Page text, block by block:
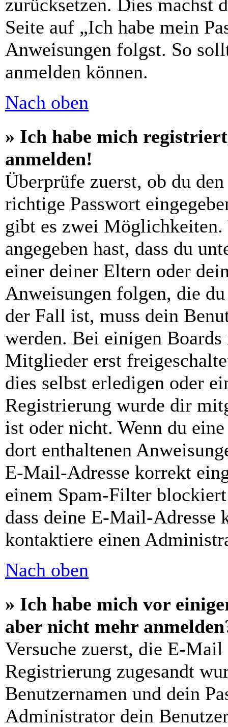
zurücksetzen. Dies machst
Seite auf „Ich habe mein
Anweisungen folgst. So
anmelden können.
Nach oben
» Ich habe mich
anmelden!
Überprüfe zuerst, ob du
richtige Passwort
gibt es zwei
angegeben hast, dass du
einer deiner Eltern oder
Anweisungen folgen, die
der Fall ist, muss dein
werden. Bei einigen Boards
Mitglieder erst
dies selbst erledigen oder
Registrierung wurde dir
ist oder nicht. Wenn du
dort enthaltenen
E-Mail-Adresse korrekt
einem Spam-Filter
dass deine E-Mail-Adresse
kontaktiere einen
Nach oben
» Ich habe mich vor
aber nicht mehr
Versuche zuerst, die E-
Registrierung zugesandt
Benutzernamen und dein
Administrator dein